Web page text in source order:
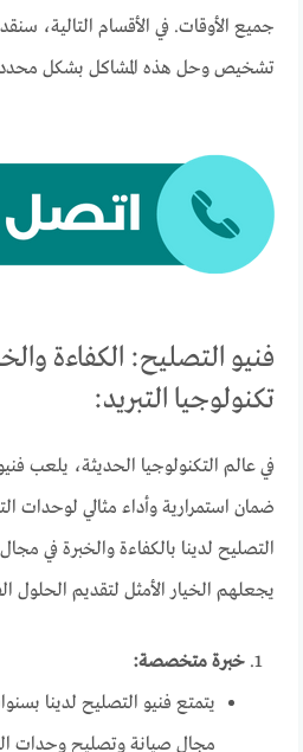
جميع الأوقات. في الأقسام التالية،
تشخيص وحل هذه المشاكل بشكل
فنيو التصليح: الكفاءة
تكنولوجيا التبريد:
في عالم التكنولوجيا الحديثة، يلعب
ضمان استمرارية وأداء مثالي لوحدات
التصليح لدينا بالكفاءة والخبرة في
يجعلهم الخيار الأمثل لتقديم الحلول
خبرة متخصصة:
يتمتع فنيو التصليح لدينا
مجال صيانة وتصليح وحدات